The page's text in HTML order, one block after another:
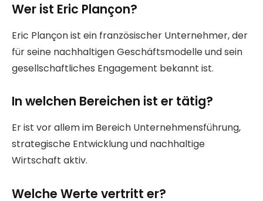
Wer ist Eric Plançon?
Eric Plançon ist ein französischer Unternehmer, der
für seine nachhaltigen Geschäftsmodelle und sein
gesellschaftliches Engagement bekannt ist.
In welchen Bereichen ist er tätig?
Er ist vor allem im Bereich Unternehmensführung,
strategische Entwicklung und nachhaltige
Wirtschaft aktiv.
Welche Werte vertritt er?